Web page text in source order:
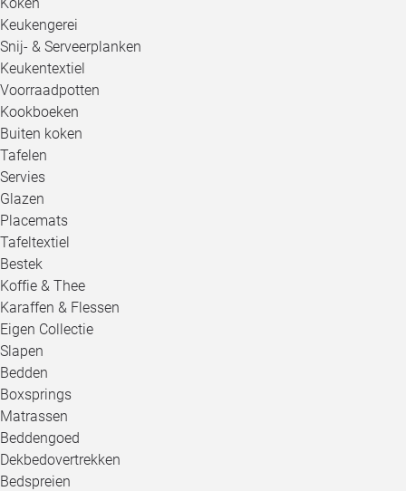
Keukengerei
Snij- & Serveerplanken
Keukentextiel
Voorraadpotten
Kookboeken
Buiten koken
Tafelen
Servies
Glazen
Placemats
Tafeltextiel
Bestek
Koffie & Thee
Karaffen & Flessen
Eigen Collectie
Slapen
Bedden
Boxsprings
Matrassen
Beddengoed
Dekbedovertrekken
Bedspreien